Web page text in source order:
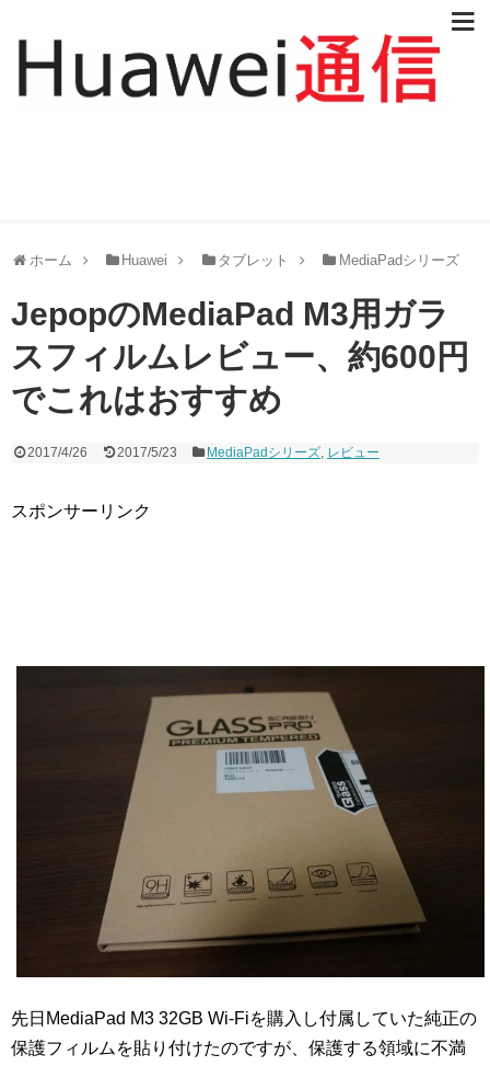
ホーム Huawei タブレット MediaPadシリーズ
JepopのMediaPad M3用ガラ
スフィルムレビュー、約600円
でこれはおすすめ
2017/4/26 2017/5/23 MediaPadシリーズ, レビュー
スポンサーリンク
先日MediaPad M3 32GB Wi-Fiを購入し付属していた純正の
保護フィルムを貼り付けたのですが、保護する領域に不満